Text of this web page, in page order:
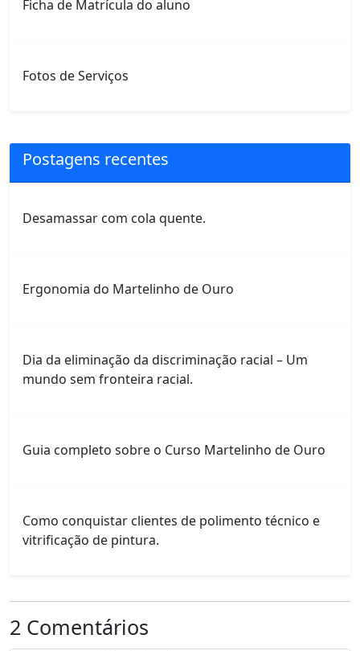
Ficha de Matrícula do aluno
Fotos de Serviços
Postagens recentes
Desamassar com cola quente.
Ergonomia do Martelinho de Ouro
Dia da eliminação da discriminação racial – Um
mundo sem fronteira racial.
Guia completo sobre o Curso Martelinho de Ouro
Como conquistar clientes de polimento técnico e
vitrificação de pintura.
2 Comentários